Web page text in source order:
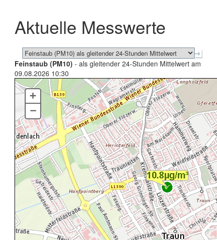
schließen
Aktuelle Messwerte
Feinstaub (PM10) - als gleitender 24-Stunden Mittelwert am
09.08.2026 10:30
+
–